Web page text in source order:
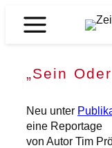
Inhalt
„Sein
Neu unter
eine Reportage
von Autor Tim